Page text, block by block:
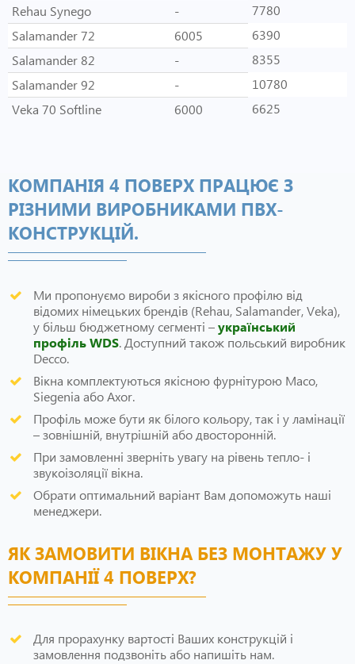
Rehau Synego
-
7780
Salamander 72
6005
6390
Salamander 82
-
8355
Salamander 92
-
10780
Veka 70 Softline
6000 6625
КОМПАНІЯ 4 ПОВЕРХ ПРАЦЮЄ З
РІЗНИМИ ВИРОБНИКАМИ ПВХ-
КОНСТРУКЦІЙ.
Ми пропонуємо вироби з якісного профілю від
відомих німецьких брендів (Rehau, Salamander, Veka),
у більш бюджетному сегменті –український
профіль WDS. Доступний також польський виробник
Decco.
Вікна комплектуються якісною фурнітурою Maco,
Siegenia або Axor.
Профіль може бути як білого кольору, так і у ламінації
– зовнішній, внутрішній або двосторонній.
При замовленні зверніть увагу на рівень тепло- і
звукоізоляції вікна.
Обрати оптимальний варіант Вам допоможуть наші
менеджери.
ЯК ЗАМОВИТИ ВІКНА БЕЗ МОНТАЖУ У
КОМПАНІЇ 4 ПОВЕРХ?
Для прорахунку вартості Ваших конструкцій і
замовлення подзвоніть або напишіть нам.